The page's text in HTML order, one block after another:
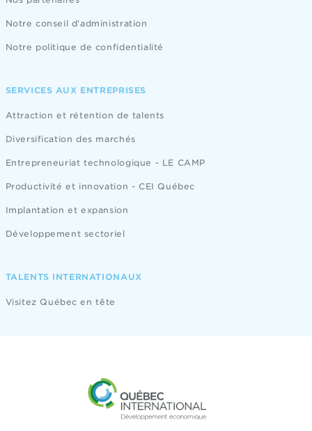
Notre conseil d'administration
Notre politique de confidentialité
SERVICES AUX ENTREPRISES
Attraction et rétention de talents
Diversification des marchés
Entrepreneuriat technologique - LE CAMP
Productivité et innovation - CEI Québec
Implantation et expansion
Développement sectoriel
TALENTS INTERNATIONAUX
Visitez Québec en tête